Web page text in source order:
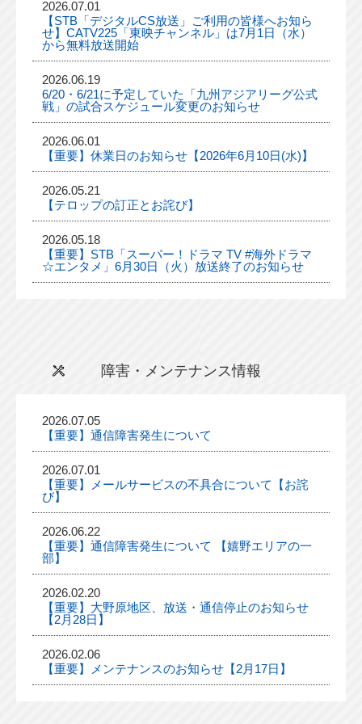
2026.07.01
【STB「デジタルCS放送」ご利用の皆様へお知ら
せ】CATV225「東映チャンネル」は7月1日（水）
から無料放送開始
2026.06.19
6/20・6/21に予定していた「九州アジアリーグ公式
戦」の試合スケジュール変更のお知らせ
2026.06.01
【重要】休業日のお知らせ【2026年6月10日(水)】
2026.05.21
【テロップの訂正とお詫び】
2026.05.18
【重要】STB「スーパー！ドラマ TV #海外ドラマ
☆エンタメ」6月30日（火）放送終了のお知らせ
障害・メンテナンス情報
2026.07.05
【重要】通信障害発生について
2026.07.01
【重要】メールサービスの不具合について【お詫
び】
2026.06.22
【重要】通信障害発生について 【嬉野エリアの一
部】
2026.02.20
【重要】大野原地区、放送・通信停止のお知らせ
【2月28日】
2026.02.06
【重要】メンテナンスのお知らせ【2月17日】